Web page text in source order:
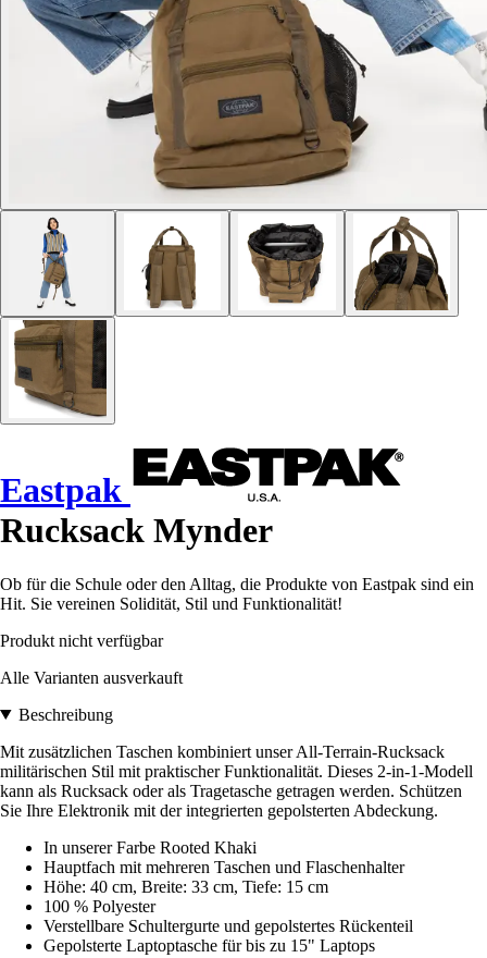
Eastpak
Rucksack Mynder
Ob für die Schule oder den Alltag, die Produkte von Eastpak sind ein
Hit. Sie vereinen Solidität, Stil und Funktionalität!
Produkt nicht verfügbar
Alle Varianten ausverkauft
Beschreibung
Mit zusätzlichen Taschen kombiniert unser All-Terrain-Rucksack
militärischen Stil mit praktischer Funktionalität. Dieses 2-in-1-Modell
kann als Rucksack oder als Tragetasche getragen werden. Schützen
Sie Ihre Elektronik mit der integrierten gepolsterten Abdeckung.
In unserer Farbe Rooted Khaki
Hauptfach mit mehreren Taschen und Flaschenhalter
Höhe: 40 cm, Breite: 33 cm, Tiefe: 15 cm
100 % Polyester
Verstellbare Schultergurte und gepolstertes Rückenteil
Gepolsterte Laptoptasche für bis zu 15" Laptops